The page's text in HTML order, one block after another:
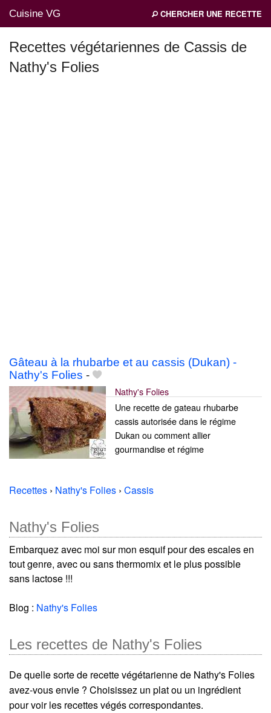
Cuisine VG CHERCHER UNE RECETTE
Mes blogs préférés
Recettes végétariennes de Cassis de
Nathy's Folies
Gâteau à la rhubarbe et au cassis (Dukan) -
Nathy's Folies -
Nathy's Folies
Une recette de gateau rhubarbe
cassis autorisée dans le régime
Dukan ou comment allier
gourmandise et régime
Recettes › Nathy's Folies › Cassis
Nathy's Folies
Embarquez avec moi sur mon esquif pour des escales en
tout genre, avec ou sans thermomix et le plus possible
sans lactose !!!
Blog : Nathy's Folies
Les recettes de Nathy's Folies
De quelle sorte de recette végétarienne de Nathy's Folies
avez-vous envie ? Choisissez un plat ou un ingrédient
pour voir les recettes végés correspondantes.